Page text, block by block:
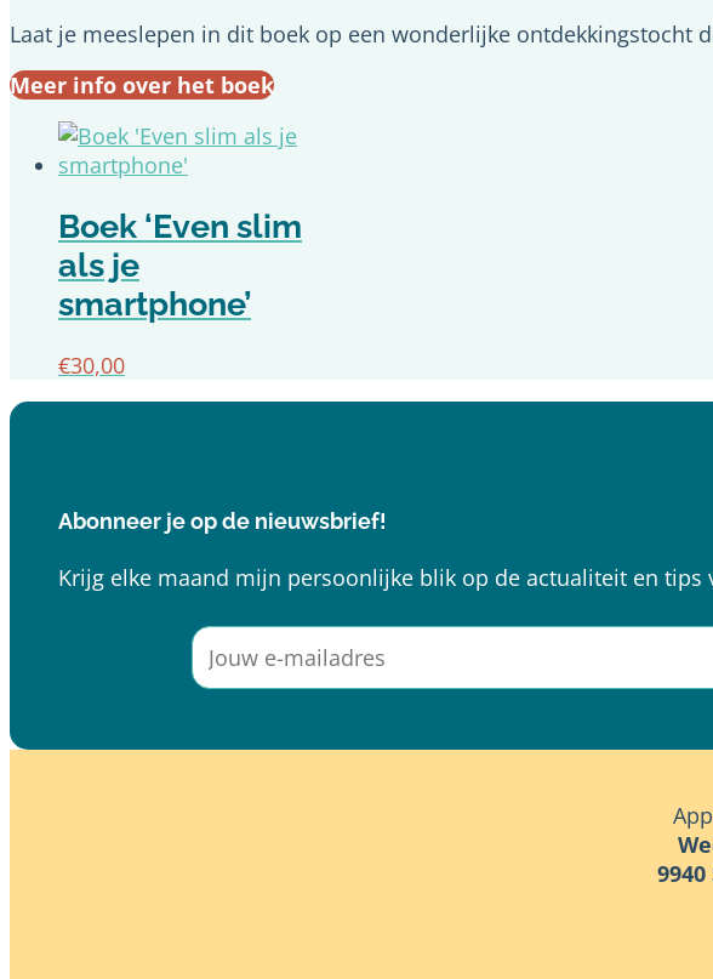
Laat je meeslepen in dit boek op een wonderlijke ontdekkingstocht
Meer info over het boek
Boek ‘Even slim
als je
smartphone’
€30,00
Abonneer je op de nieuwsbrief!
Krijg elke maand mijn persoonlijke blik op de actualiteit en